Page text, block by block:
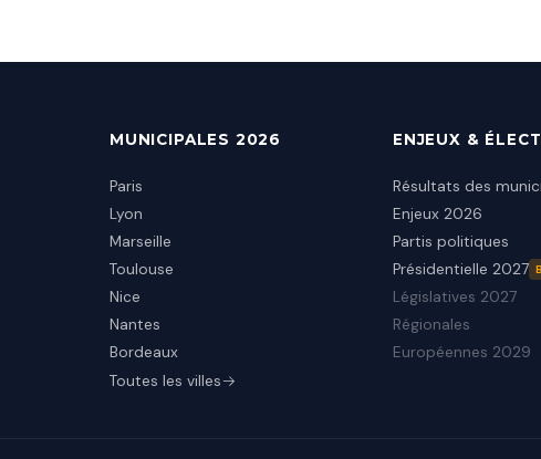
MUNICIPALES 2026
Paris
Lyon
Marseille
Toulouse
Nice
Nantes
Bordeaux
Toutes les villes
ENJEUX &
Résultats des
Enjeux 2026
Partis politiques
Présidentielle 2027
Législatives 2027
Régionales
Européennes 2029